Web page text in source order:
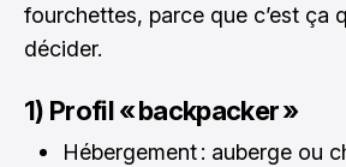
fourchettes, parce que c’est ça
décider.
1) Profil « backpacker »
Hébergement : auberge ou